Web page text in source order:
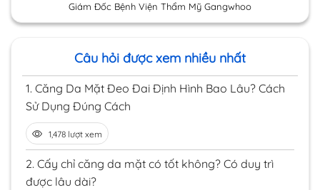
Giám Đốc Bệnh Viện Thẩm Mỹ Gangwhoo
Câu hỏi được xem nhiều nhất
1. Căng Da Mặt Đeo Đai Định Hình Bao Lâu? Cách
Sử Dụng Đúng Cách
1,478 lượt xem
2. Cấy chỉ căng da mặt có tốt không? Có duy trì
được lâu dài?